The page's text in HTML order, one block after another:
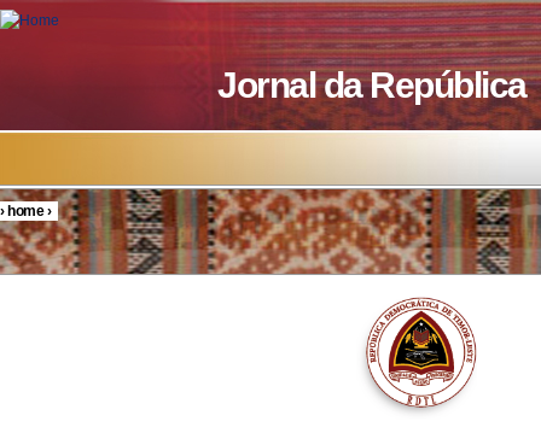
Skip to main content
Jornal da República
You are here
›home›